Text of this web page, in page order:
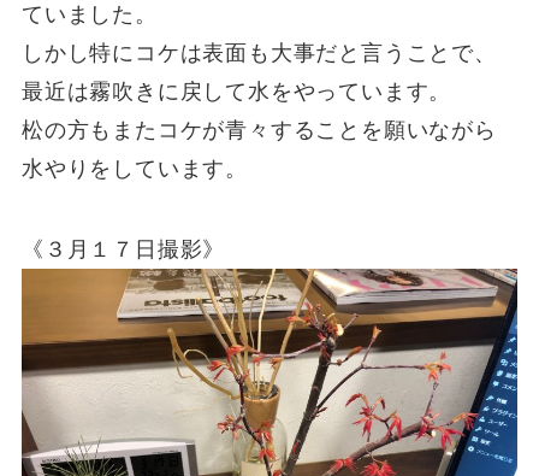
ていました。
しかし特にコケは表面も大事だと言うことで、
最近は霧吹きに戻して水をやっています。
松の方もまたコケが青々することを願いながら
水やりをしています。
《３月１７日撮影》